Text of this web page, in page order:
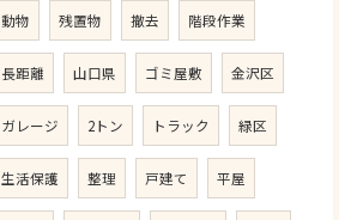
動物 残置物 撤去 階段作業
長距離 山口県 ゴミ屋敷 金沢区
ガレージ 2トン トラック 緑区
生活保護 整理 戸建て 平屋